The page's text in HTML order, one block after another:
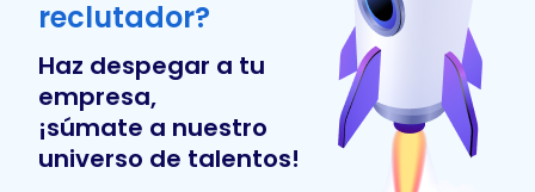
reclutador?
Haz despegar a tu
empresa,
¡súmate a nuestro
universo de talentos!